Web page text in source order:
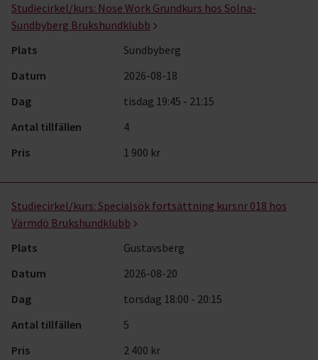
Studiecirkel/kurs: Nose Work Grundkurs hos Solna-
Sundbyberg Brukshundklubb
Plats
Sundbyberg
Datum
2026-08-18
Dag
tisdag 19:45 - 21:15
Antal tillfällen
4
Pris
1 900 kr
Studiecirkel/kurs: Specialsök fortsättning kursnr 018 hos
Värmdö Brukshundklubb
Plats
Gustavsberg
Datum
2026-08-20
Dag
torsdag 18:00 - 20:15
Antal tillfällen
5
Pris
2 400 kr